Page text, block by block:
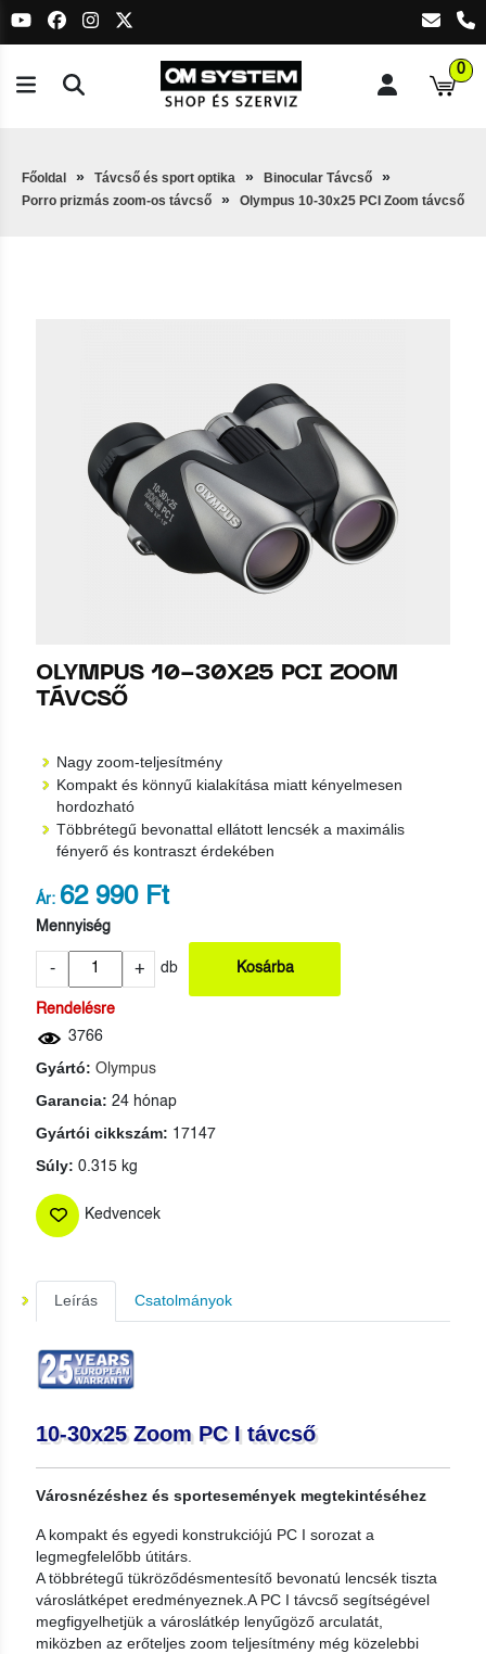
0
Főoldal Távcső és sport optika
Binocular Távcső
Porro prizmás zoom-os távcső
Olympus 10-30x25 PCI Zoom távcső
OLYMPUS 10-30X25 PCI ZOOM
TÁVCSŐ
Nagy zoom-teljesítmény
Kompakt és könnyű kialakítása miatt kényelmesen
hordozható
Többrétegű bevonattal ellátott lencsék a maximális
fényerő és kontraszt érdekében
Ár: 62 990 Ft
Mennyiség
- + db Kosárba
Rendelésre
3766
Gyártó: Olympus
Garancia: 24 hónap
Gyártói cikkszám: 17147
Súly: 0.315 kg
Kedvencek
Leírás Csatolmányok
10-30x25 Zoom PC I távcső
Városnézéshez és sportesemények megtekintéséhez
A kompakt és egyedi konstrukciójú PC I sorozat a
legmegfelelőbb útitárs.
A többrétegű tükröződésmentesítő bevonatú lencsék tiszta
városlátképet eredményeznek.A PC I távcső segítségével
megfigyelhetjük a városlátkép lenyűgöző arculatát,
miközben az erőteljes zoom teljesítmény még közelebbi